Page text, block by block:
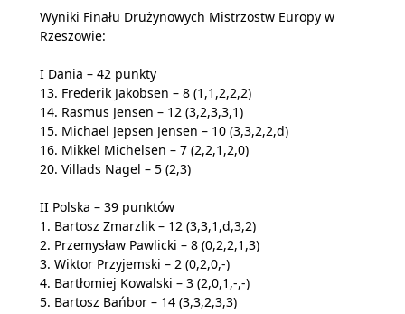
Wyniki Finału Drużynowych Mistrzostw Europy w
Rzeszowie:
I Dania – 42 punkty
13. Frederik Jakobsen – 8 (1,1,2,2,2)
14. Rasmus Jensen – 12 (3,2,3,3,1)
15. Michael Jepsen Jensen – 10 (3,3,2,2,d)
16. Mikkel Michelsen – 7 (2,2,1,2,0)
20. Villads Nagel – 5 (2,3)
II Polska – 39 punktów
1. Bartosz Zmarzlik – 12 (3,3,1,d,3,2)
2. Przemysław Pawlicki – 8 (0,2,2,1,3)
3. Wiktor Przyjemski – 2 (0,2,0,-)
4. Bartłomiej Kowalski – 3 (2,0,1,-,-)
5. Bartosz Bańbor – 14 (3,3,2,3,3)